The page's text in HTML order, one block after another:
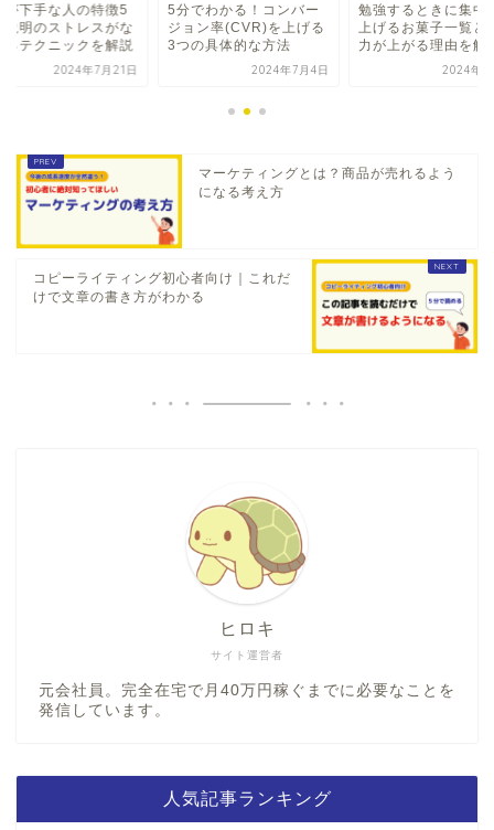
が下手な人の特徴5
説明のストレスがな
るテクニックを解説
2024年7月21日
5分でわかる！コンバー
ジョン率(CVR)を上げる
3つの具体的な方法
2024年7月4日
勉強するときに集中
上げるお菓子一覧と
力が上がる理由を解
2024年8
マーケティングとは？商品が売れるよう
になる考え方
コピーライティング初心者向け｜これだ
けで文章の書き方がわかる
サイト運営者
ヒロキ
元会社員。完全在宅で月40万円稼ぐまでに必要なことを
発信しています。
人気記事ランキング